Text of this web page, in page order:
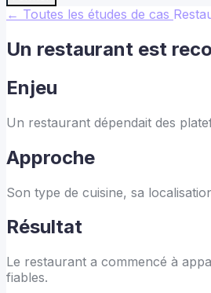
← Toutes les études de cas
Un restaurant est
Enjeu
Un restaurant dépendait des
Approche
Son type de cuisine, sa
Résultat
Le restaurant a commencé à
fiables.